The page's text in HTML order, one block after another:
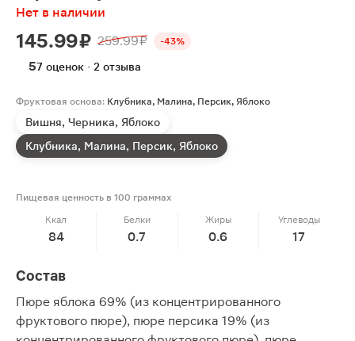
Нет в наличии
145.99 ₽ 259.99 ₽ -43%
57 оценок · 2 отзыва
Фруктовая основа: Клубника, Малина, Персик, Яблоко
Вишня, Черника, Яблоко
Клубника, Малина, Персик, Яблоко
Пищевая ценность в 100 граммах
Ккал
84
Белки
0.7
Жиры
0.6
Углеводы
17
Состав
Пюре яблока 69% (из концентрированного
фруктового пюре), пюре персика 19% (из